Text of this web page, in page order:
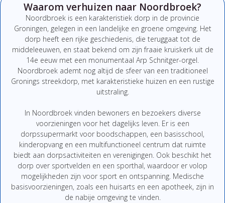
Waarom verhuizen naar Noordbroek?
Noordbroek is een karakteristiek dorp in de provincie
Groningen, gelegen in een landelijke en groene omgeving. Het
dorp heeft een rijke geschiedenis, die teruggaat tot de
middeleeuwen, en staat bekend om zijn fraaie kruiskerk uit de
14e eeuw met een monumentaal Arp Schnitger-orgel.
Noordbroek ademt nog altijd de sfeer van een traditioneel
Gronings streekdorp, met karakteristieke huizen en een rustige
uitstraling.
In Noordbroek vinden bewoners en bezoekers diverse
voorzieningen voor het dagelijks leven. Er is een
dorpssupermarkt voor boodschappen, een basisschool,
kinderopvang en een multifunctioneel centrum dat ruimte
biedt aan dorpsactiviteiten en verenigingen. Ook beschikt het
dorp over sportvelden en een sporthal, waardoor er volop
mogelijkheden zijn voor sport en ontspanning. Medische
basisvoorzieningen, zoals een huisarts en een apotheek, zijn in
de nabije omgeving te vinden.